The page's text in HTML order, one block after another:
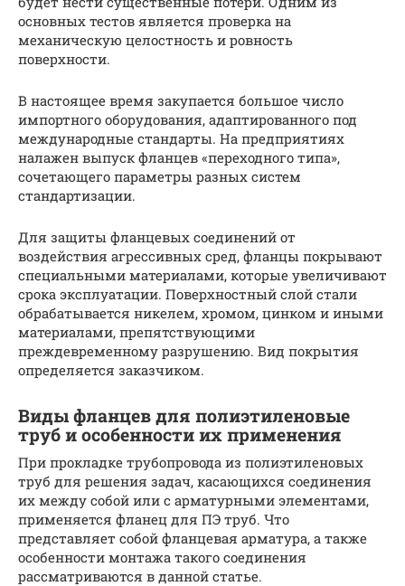
основных тестов является проверка на
механическую целостность и ровность
поверхности.
В настоящее время закупается большое число
импортного оборудования, адаптированного под
международные стандарты. На предприятиях
налажен выпуск фланцев «переходного типа»,
сочетающего параметры разных систем
стандартизации.
Для защиты фланцевых соединений от
воздействия агрессивных сред, фланцы покрывают
специальными материалами, которые увеличивают
срока эксплуатации. Поверхностный слой стали
обрабатывается никелем, хромом, цинком и иными
материалами, препятствующими
преждевременному разрушению. Вид покрытия
определяется заказчиком.
Виды фланцев для полиэтиленовые
труб и особенности их применения
При прокладке трубопровода из полиэтиленовых
труб для решения задач, касающихся соединения
их между собой или с арматурными элементами,
применяется фланец для ПЭ труб. Что
представляет собой фланцевая арматура, а также
особенности монтажа такого соединения
рассматриваются в данной статье.